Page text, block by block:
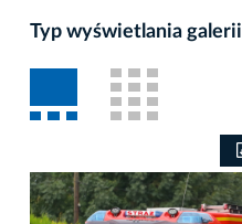
Typ wyświetlania galerii